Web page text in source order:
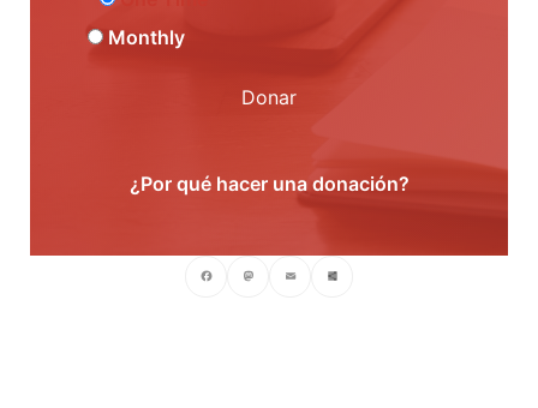
Monthly
Donar
¿Por qué hacer una donación?